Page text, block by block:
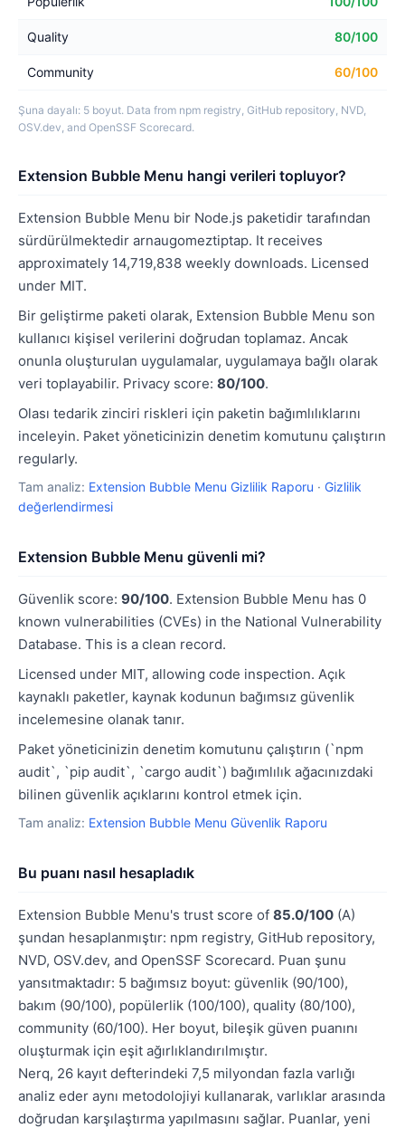
Quality 80/100
Community 60/100
Şuna dayalı: 5 boyut. Data from npm registry, GitHub repository, NVD,
OSV.dev, and OpenSSF Scorecard.
Extension Bubble Menu hangi verileri topluyor?
Extension Bubble Menu bir Node.js paketidir tarafından
sürdürülmektedir arnaugomeztiptap. It receives
approximately 14,719,838 weekly downloads. Licensed
under MIT.
Bir geliştirme paketi olarak, Extension Bubble Menu son
kullanıcı kişisel verilerini doğrudan toplamaz. Ancak
onunla oluşturulan uygulamalar, uygulamaya bağlı olarak
veri toplayabilir. Privacy score: 80/100.
Olası tedarik zinciri riskleri için paketin bağımlılıklarını
inceleyin. Paket yöneticinizin denetim komutunu çalıştırın
regularly.
Tam analiz: Extension Bubble Menu Gizlilik Raporu · Gizlilik
değerlendirmesi
Extension Bubble Menu güvenli mi?
Güvenlik score: 90/100. Extension Bubble Menu has 0
known vulnerabilities (CVEs) in the National Vulnerability
Database. This is a clean record.
Licensed under MIT, allowing code inspection. Açık
kaynaklı paketler, kaynak kodunun bağımsız güvenlik
incelemesine olanak tanır.
Paket yöneticinizin denetim komutunu çalıştırın (`npm
audit`, `pip audit`, `cargo audit`) bağımlılık ağacınızdaki
bilinen güvenlik açıklarını kontrol etmek için.
Tam analiz: Extension Bubble Menu Güvenlik Raporu
Bu puanı nasıl hesapladık
Extension Bubble Menu's trust score of 85.0/100 (A)
şundan hesaplanmıştır: npm registry, GitHub repository,
NVD, OSV.dev, and OpenSSF Scorecard. Puan şunu
yansıtmaktadır: 5 bağımsız boyut: güvenlik (90/100),
bakım (90/100), popülerlik (100/100), quality (80/100),
community (60/100). Her boyut, bileşik güven puanını
oluşturmak için eşit ağırlıklandırılmıştır.
Nerq, 26 kayıt defterindeki 7,5 milyondan fazla varlığı
analiz eder aynı metodolojiyi kullanarak, varlıklar arasında
doğrudan karşılaştırma yapılmasını sağlar. Puanlar, yeni